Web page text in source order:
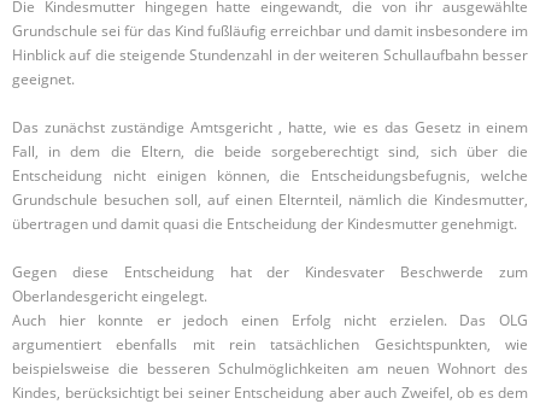
Die Kindesmutter hingegen hatte eingewandt, die von ihr ausgewählte
Grundschule sei für das Kind fußläufig erreichbar und damit insbesondere im
Hinblick auf die steigende Stundenzahl in der weiteren Schullaufbahn besser
geeignet.
Das zunächst zuständige Amtsgericht , hatte, wie es das Gesetz in einem
Fall, in dem die Eltern, die beide sorgeberechtigt sind, sich über die
Entscheidung nicht einigen können, die Entscheidungsbefugnis, welche
Grundschule besuchen soll, auf einen Elternteil, nämlich die Kindesmutter,
übertragen und damit quasi die Entscheidung der Kindesmutter genehmigt.
Gegen diese Entscheidung hat der Kindesvater Beschwerde zum
Oberlandesgericht eingelegt.
Auch hier konnte er jedoch einen Erfolg nicht erzielen. Das OLG
argumentiert ebenfalls mit rein tatsächlichen Gesichtspunkten, wie
beispielsweise die besseren Schulmöglichkeiten am neuen Wohnort des
Kindes, berücksichtigt bei seiner Entscheidung aber auch Zweifel, ob es dem